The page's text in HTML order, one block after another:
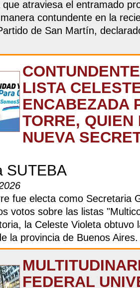
atraviesa el entramado
contundente en la
de San Martín,
LISTA
ENCABEZADA
TORRE, QUIEN
NUEVA
SUTEBA
fue electa como Secretaria
votos sobre las listas
la Celeste Violeta
la provincia de Buenos Aires.
FEDERAL